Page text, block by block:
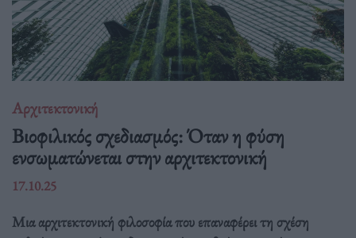
Αρχιτεκτονική
Βιοφιλικός σχεδιασμός: Όταν η φύση
ενσωματώνεται στην αρχιτεκτονική
17.10.25
Μια αρχιτεκτονική φιλοσοφία που επαναφέρει τη σχέση